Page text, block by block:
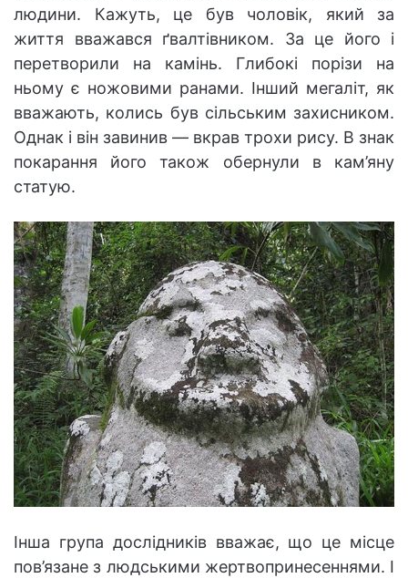
людини. Кажуть, це був чоловік, який за
життя вважався ґвалтівником. За це його і
перетворили на камінь. Глибокі порізи на
ньому є ножовими ранами. Інший мегаліт, як
вважають, колись був сільським захисником.
Однак і він завинив — вкрав трохи рису. В знак
покарання його також обернули в кам’яну
статую.
Інша група дослідників вважає, що це місце
пов’язане з людськими жертвопринесеннями. І